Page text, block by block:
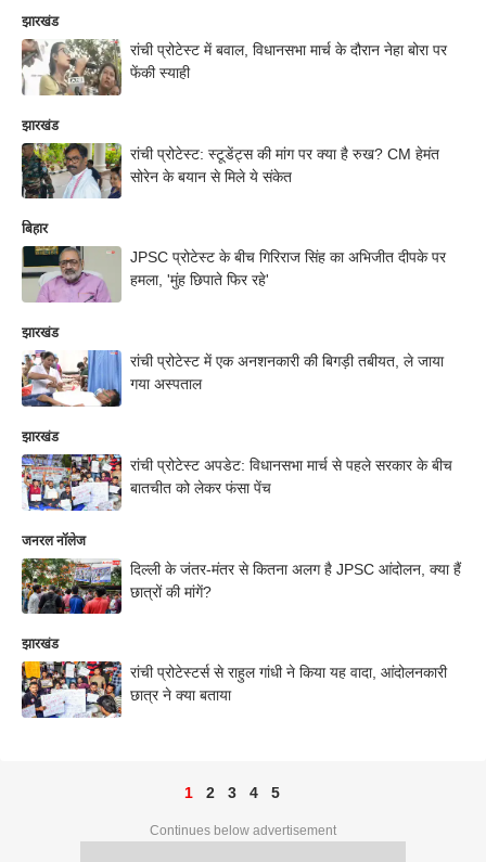
झारखंड
रांची प्रोटेस्ट में बवाल, विधानसभा मार्च के दौरान नेहा बोरा पर
फेंकी स्याही
झारखंड
रांची प्रोटेस्ट: स्टूडेंट्स की मांग पर क्या है रुख? CM हेमंत
सोरेन के बयान से मिले ये संकेत
बिहार
JPSC प्रोटेस्ट के बीच गिरिराज सिंह का अभिजीत दीपके पर
हमला, 'मुंह छिपाते फिर रहे'
झारखंड
रांची प्रोटेस्ट में एक अनशनकारी की बिगड़ी तबीयत, ले जाया
गया अस्पताल
झारखंड
रांची प्रोटेस्ट अपडेट: विधानसभा मार्च से पहले सरकार के बीच
बातचीत को लेकर फंसा पेंच
जनरल नॉलेज
दिल्ली के जंतर-मंतर से कितना अलग है JPSC आंदोलन, क्या हैं
छात्रों की मांगें?
झारखंड
रांची प्रोटेस्टर्स से राहुल गांधी ने किया यह वादा, आंदोलनकारी
छात्र ने क्या बताया
1 2 3 4 5
Continues below advertisement